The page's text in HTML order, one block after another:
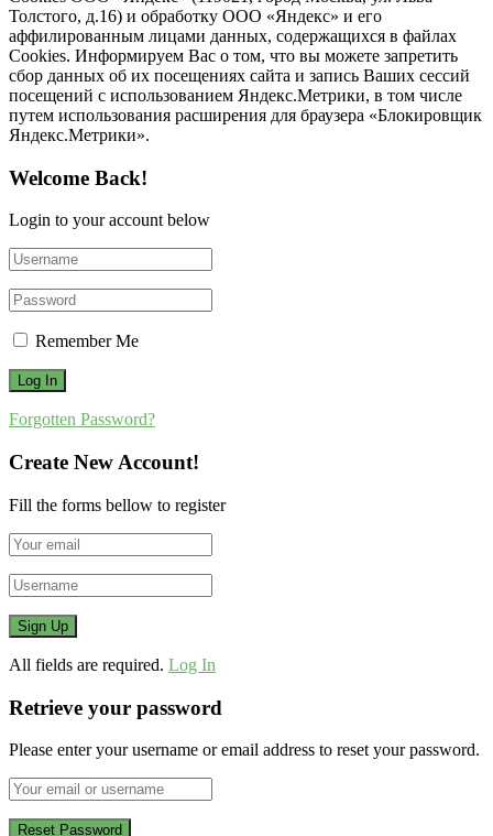
Толстого, д.16) и обработку ООО «Яндекс» и его
аффилированным лицами данных, содержащихся в файлах
Cookies. Информируем Вас о том, что вы можете запретить
сбор данных об их посещениях сайта и запись Ваших сессий
посещений с использованием Яндекс.Метрики, в том числе
путем использования расширения для браузера «Блокировщик
Яндекс.Метрики».
Welcome Back!
Login to your account below
Remember Me
Forgotten Password?
Create New Account!
Fill the forms bellow to register
All fields are required. Log In
Retrieve your password
Please enter your username or email address to reset your password.